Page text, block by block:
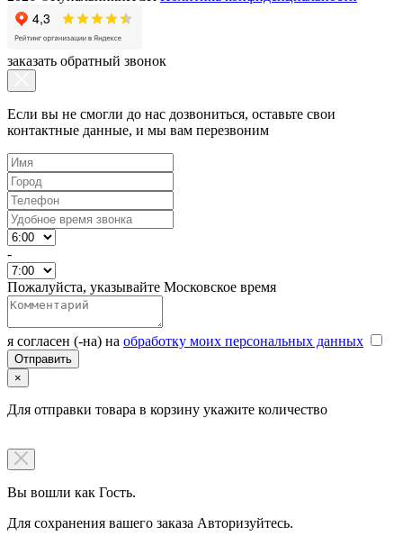
заказать обратный звонок
Если вы не смогли до нас дозвониться, оставьте свои
контактные данные, и мы вам перезвоним
-
Пожалуйста, указывайте Московское время
я согласен (-на) на обработку моих персональных данных
×
Для отправки товара в корзину укажите количество
Вы вошли как Гость.
Для сохранения вашего заказа Авторизуйтесь.